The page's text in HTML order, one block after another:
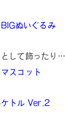
ぬいぐるみ
として飾ったり…
スコット
ケトル Ver.2